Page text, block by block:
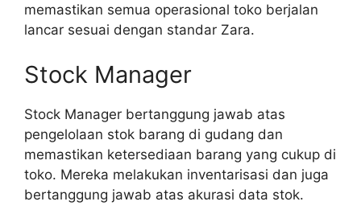
memastikan semua operasional toko berjalan
lancar sesuai dengan standar Zara.
Stock Manager
Stock Manager bertanggung jawab atas
pengelolaan stok barang di gudang dan
memastikan ketersediaan barang yang cukup di
toko. Mereka melakukan inventarisasi dan juga
bertanggung jawab atas akurasi data stok.